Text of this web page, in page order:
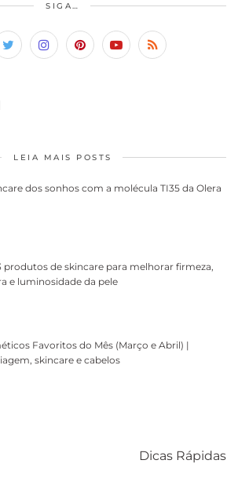
SIGA…
LEIA MAIS POSTS
dos sonhos com a molécula TI35 da Olera
produtos de skincare para melhorar firmeza,
e luminosidade da pele
Favoritos do Mês (Março e Abril) |
skincare e cabelos
Dicas Rápidas
diários
cabelos